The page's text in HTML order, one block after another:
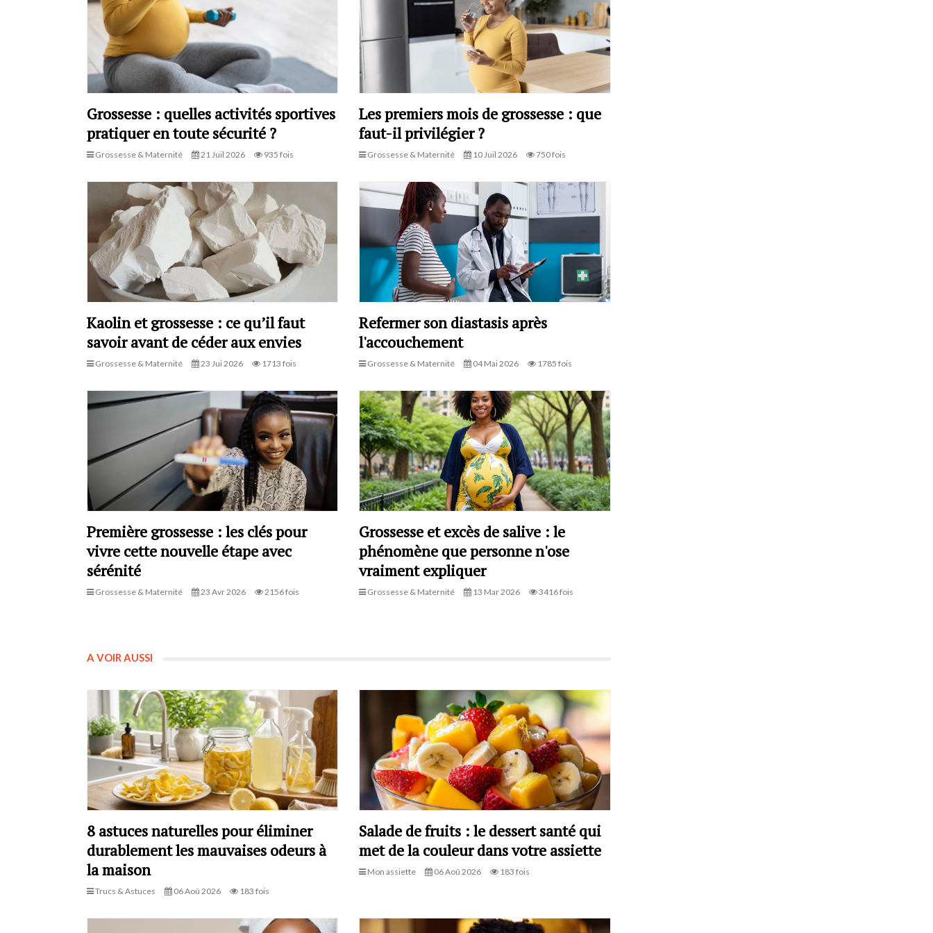
Grossesse : quelles activités sportives
pratiquer en toute sécurité ?
Grossesse & Maternité 21 Juil 2026 935 fois
Les premiers mois de grossesse : que
faut-il privilégier ?
Grossesse & Maternité 10 Juil 2026 750 fois
Kaolin et grossesse : ce qu’il faut
savoir avant de céder aux envies
Grossesse & Maternité 23 Jui 2026 1713 fois
Refermer son diastasis après
l'accouchement
Grossesse & Maternité 04 Mai 2026 1785 fois
Première grossesse : les clés pour
vivre cette nouvelle étape avec
sérénité
Grossesse & Maternité 23 Avr 2026 2156 fois
Grossesse et excès de salive : le
phénomène que personne n'ose
vraiment expliquer
Grossesse & Maternité 13 Mar 2026 3416 fois
A VOIR AUSSI
8 astuces naturelles pour éliminer
durablement les mauvaises odeurs à
la maison
Trucs & Astuces 06 Aoû 2026 183 fois
Salade de fruits : le dessert santé qui
met de la couleur dans votre assiette
Mon assiette 06 Aoû 2026 183 fois